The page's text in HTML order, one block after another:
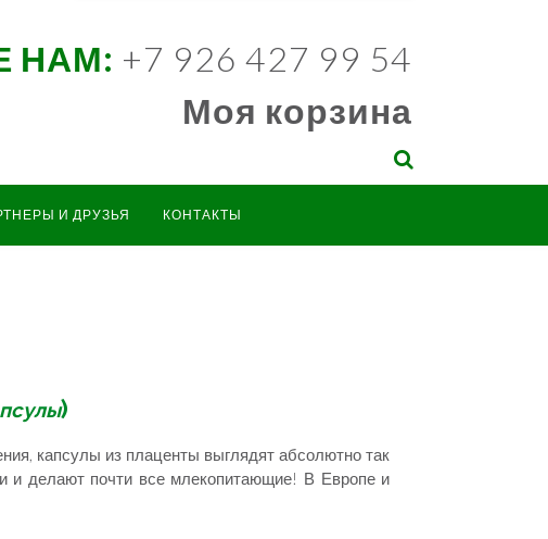
НАМ: +7 926 427 99 54
Моя корзина
И ДРУЗЬЯ КОНТАКТЫ
)
капсулы из плаценты выглядят абсолютно так
и делают почти все млекопитающие! В Европе и